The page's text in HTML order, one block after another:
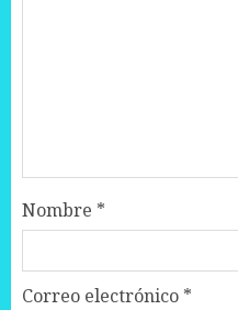
Nombre *
Correo electrónico *